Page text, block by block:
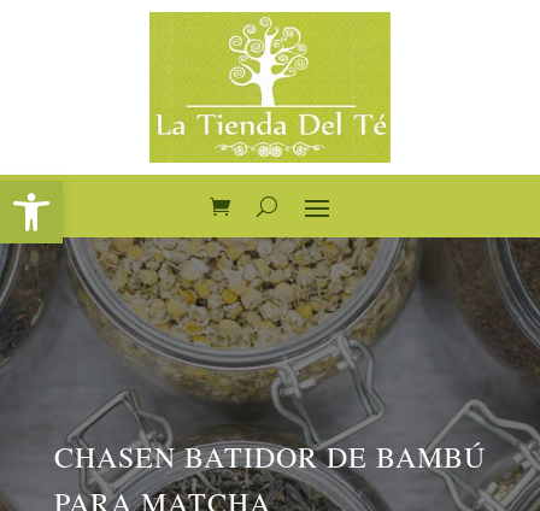
Abrir barra de herramientas
CHASEN BATIDOR DE BAMBÚ
PARA MATCHA